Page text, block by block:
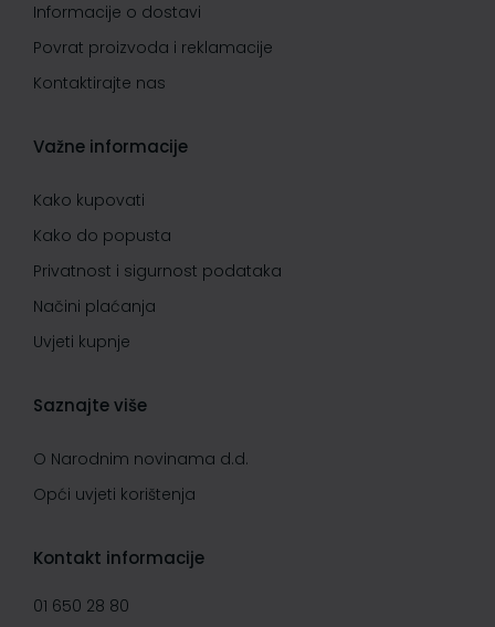
Informacije o dostavi
Povrat proizvoda i reklamacije
Kontaktirajte nas
Važne informacije
Kako kupovati
Kako do popusta
Privatnost i sigurnost podataka
Načini plaćanja
Uvjeti kupnje
Saznajte više
O Narodnim novinama d.d.
Opći uvjeti korištenja
Kontakt informacije
01 650 28 80